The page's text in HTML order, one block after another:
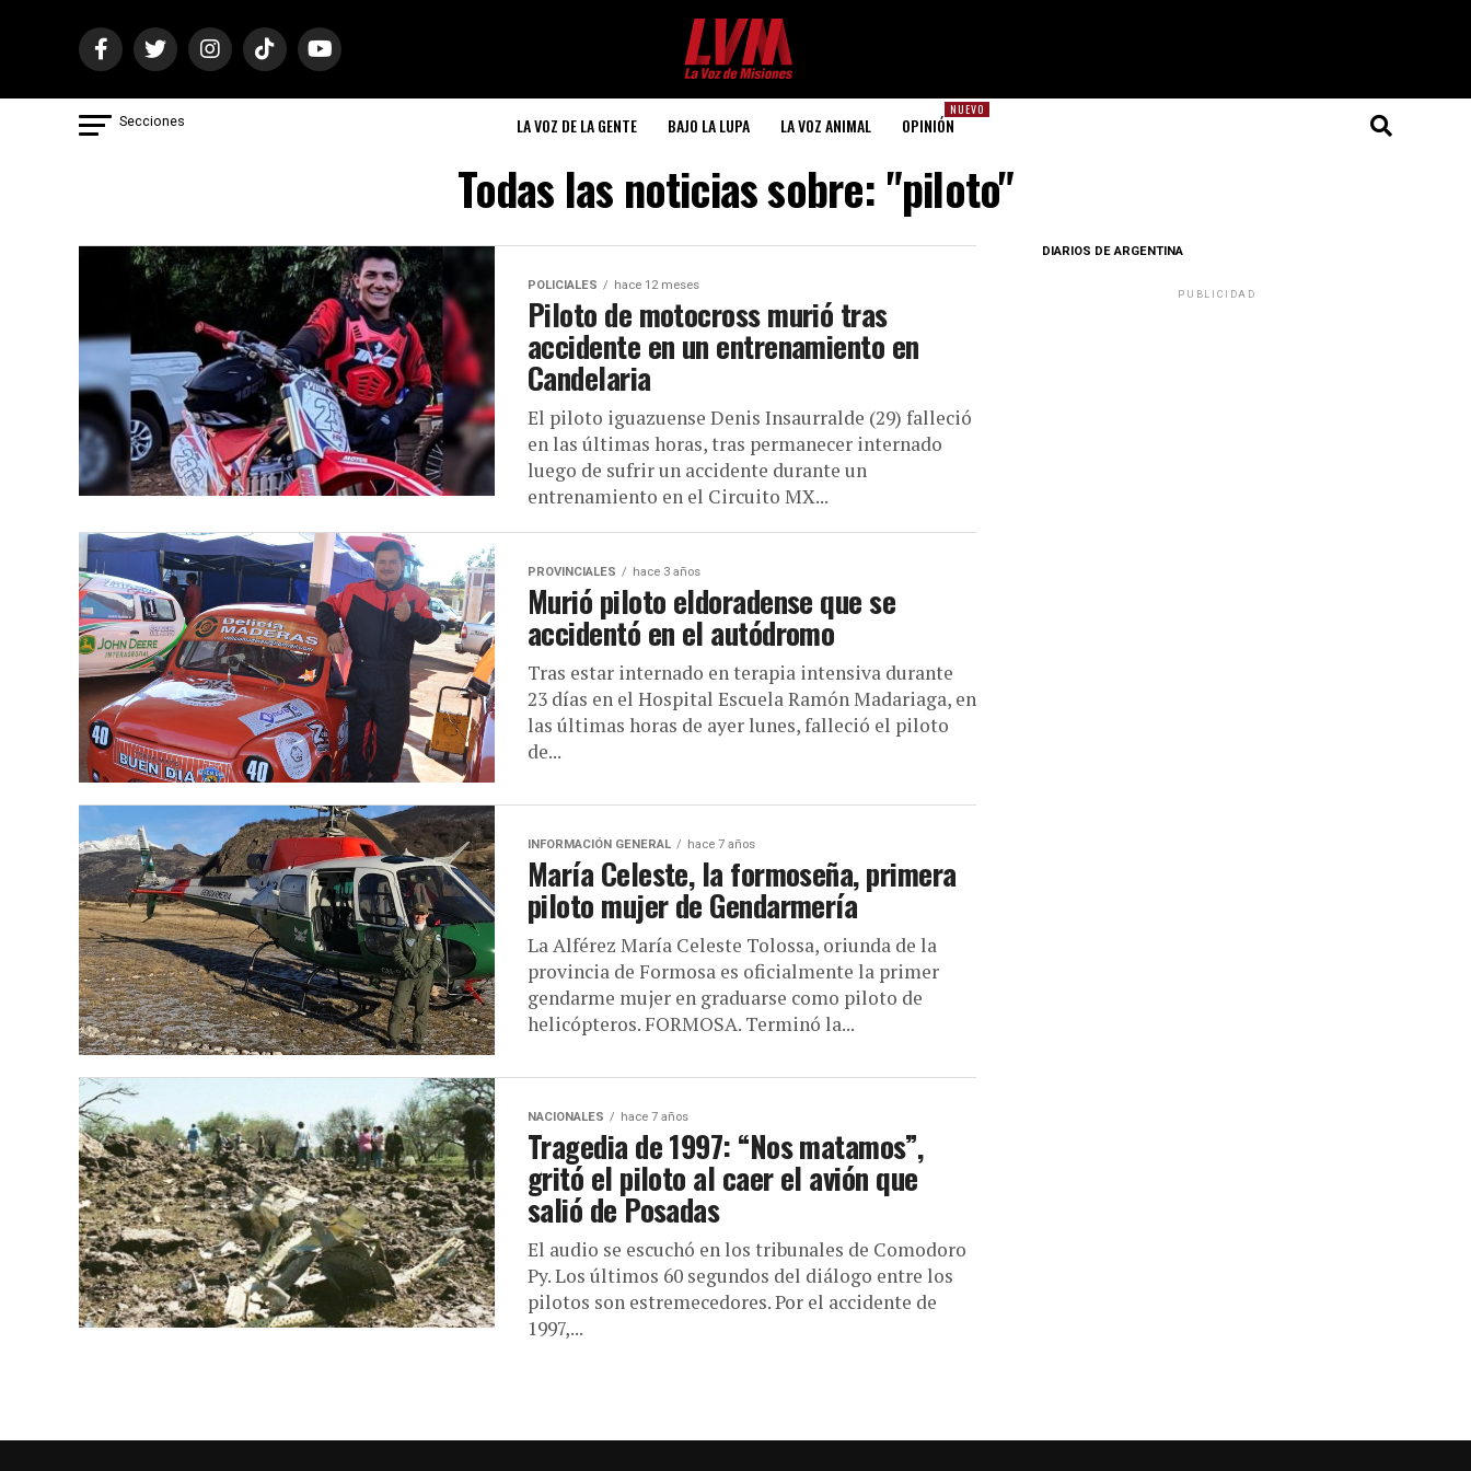
Secciones LA VOZ DE LA GENTE BAJO LA LUPA LA VOZ ANIMAL
NUEVO
OPINIÓN
Todas las noticias sobre: "piloto"
POLICIALES hace 12 meses
Piloto de motocross murió tras
accidente en un entrenamiento en
Candelaria
El piloto iguazuense Denis Insaurralde (29) falleció
en las últimas horas, tras permanecer internado
luego de sufrir un accidente durante un
entrenamiento en el Circuito MX...
PROVINCIALES hace 3 años
Murió piloto eldoradense que se
accidentó en el autódromo
Tras estar internado en terapia intensiva durante
23 días en el Hospital Escuela Ramón Madariaga, en
las últimas horas de ayer lunes, falleció el piloto
de...
INFORMACIÓN GENERAL hace 7 años
María Celeste, la formoseña, primera
piloto mujer de Gendarmería
La Alférez María Celeste Tolossa, oriunda de la
provincia de Formosa es oficialmente la primer
gendarme mujer en graduarse como piloto de
helicópteros. FORMOSA. Terminó la...
NACIONALES hace 7 años
Tragedia de 1997: “Nos matamos”,
gritó el piloto al caer el avión que
salió de Posadas
El audio se escuchó en los tribunales de Comodoro
Py. Los últimos 60 segundos del diálogo entre los
pilotos son estremecedores. Por el accidente de
1997,...
DIARIOS DE ARGENTINA
PUBLICIDAD